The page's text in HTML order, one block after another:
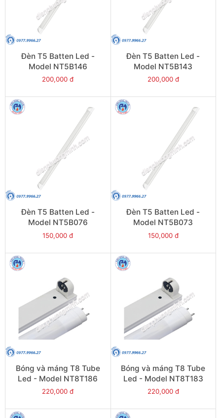
Đèn T5 Batten Led -
Model NT5B146
200,000 đ
Đèn T5 Batten Led -
Model NT5B143
200,000 đ
Đèn T5 Batten Led -
Model NT5B076
150,000 đ
Đèn T5 Batten Led -
Model NT5B073
150,000 đ
Bóng và máng T8 Tube
Led - Model NT8T186
220,000 đ
Bóng và máng T8 Tube
Led - Model NT8T183
220,000 đ